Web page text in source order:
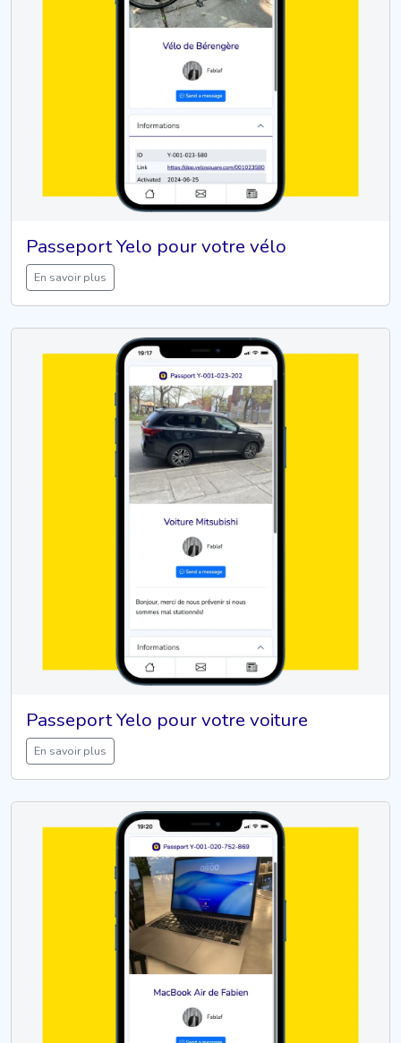
Passeport Yelo pour votre vélo
En savoir plus
Passeport Yelo pour votre voiture
En savoir plus